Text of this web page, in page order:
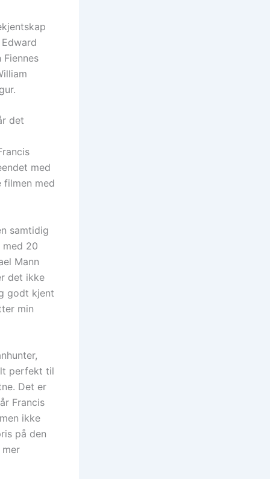
det
med
filmen med
samtidig
20
Mann
det ikke
godt kjent
min
perfekt til
Det er
Francis
ikke
på den